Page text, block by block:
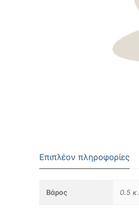
Επιπλέον πληροφορίες
Βάρος 0.5 κ.